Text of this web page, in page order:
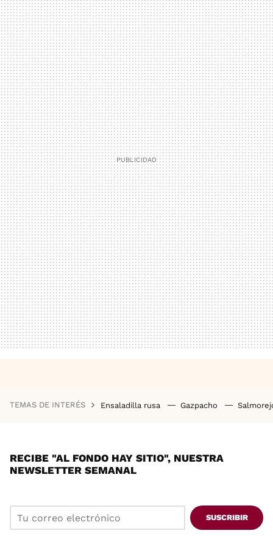
TEMAS DE INTERÉS Ensaladilla rusa Gazpacho
RECIBE "AL FONDO HAY SITIO", NUESTRA
NEWSLETTER SEMANAL
SUSCRIBIR